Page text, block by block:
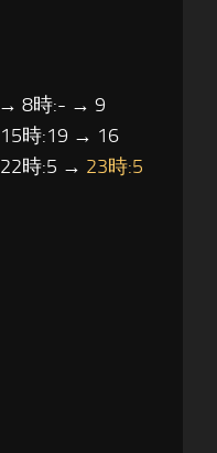
8時:- → 9
時:19 → 16
時:5 → 23時:5